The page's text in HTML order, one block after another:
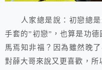
人家總是說：初戀總是
手套的”初戀”，也算是功
馬焉知非福？因為雖然晚
對薛大哥來說又更喜歡，